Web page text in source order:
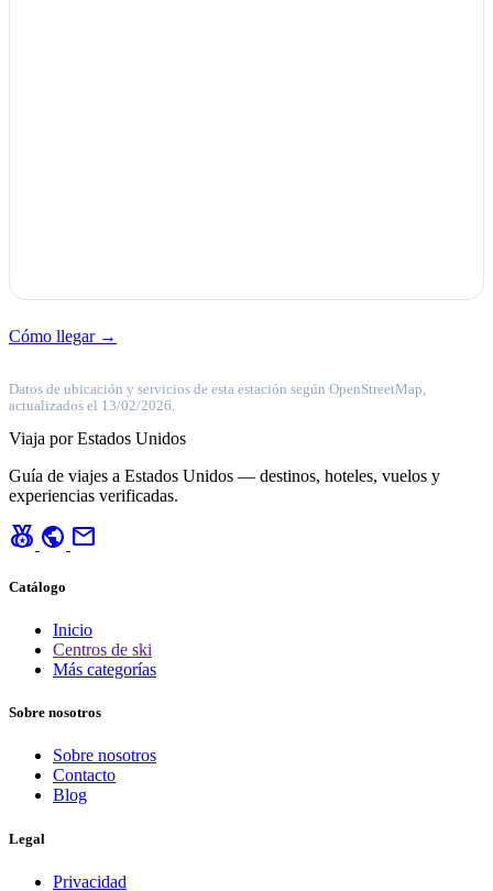
Cómo llegar →
Datos de ubicación y servicios de esta estación según OpenStreetMap,
actualizados el 13/02/2026.
Viaja por Estados Unidos
Guía de viajes a Estados Unidos — destinos, hoteles, vuelos y
experiencias verificadas.
social_leaderboard public mail
Catálogo
Inicio
Centros de ski
Más categorías
Sobre nosotros
Sobre nosotros
Contacto
Blog
Legal
Privacidad